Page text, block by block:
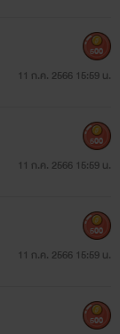
11 ก.ค. 2566 15:59 น.
500
11 ก.ค. 2566 15:59 น.
500
11 ก.ค. 2566 15:59 น.
500
500